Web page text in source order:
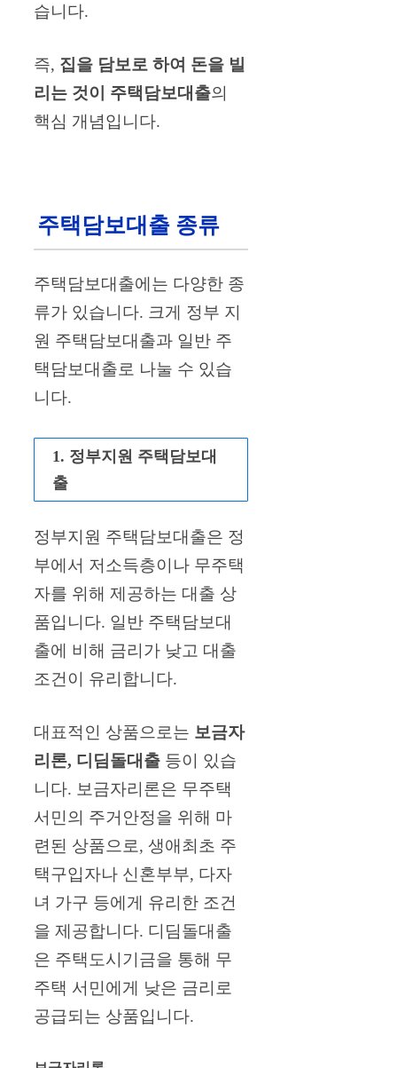
습니다.
즉, 집을 담보로 하여 돈을 빌
리는 것이 주택담보대출의
핵심 개념입니다.
주택담보대출 종류
주택담보대출에는 다양한 종
류가 있습니다. 크게 정부 지
원 주택담보대출과 일반 주
택담보대출로 나눌 수 있습
니다.
1. 정부지원 주택담보대
출
정부지원 주택담보대출은 정
부에서 저소득층이나 무주택
자를 위해 제공하는 대출 상
품입니다. 일반 주택담보대
출에 비해 금리가 낮고 대출
조건이 유리합니다.
대표적인 상품으로는 보금자
리론, 디딤돌대출 등이 있습
니다. 보금자리론은 무주택
서민의 주거안정을 위해 마
련된 상품으로, 생애최초 주
택구입자나 신혼부부, 다자
녀 가구 등에게 유리한 조건
을 제공합니다. 디딤돌대출
은 주택도시기금을 통해 무
주택 서민에게 낮은 금리로
공급되는 상품입니다.